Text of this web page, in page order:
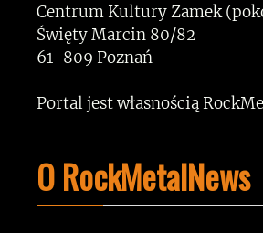
Centrum Kultury Zamek
Święty Marcin 80/82
61-809 Poznań
Portal jest własnością
O RockMetalNews